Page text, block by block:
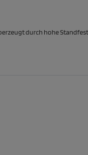
durch hohe